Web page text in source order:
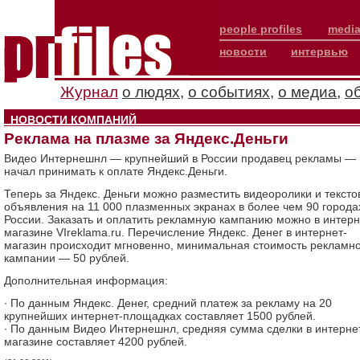
people profiles
новости
интервью
Журнал о людях, о событиях, о медиа,
НОВОСТИ КОМПАНИЙ
Реклама на плазме за Яндекс.Деньги
Видео Интернешнл — крупнейший в России продавец рекламы —
начал принимать к оплате Яндекс.Деньги.
Теперь за Яндекс. Деньги можно разместить видеоролики и
объявления на 11 000 плазменных экранах в более чем 90
России. Заказать и оплатить рекламную кампанию можно в
магазине VIreklama.ru. Перечисление Яндекс. Денег в интернет-
магазин происходит мгновенно, минимальная стоимость
кампании — 50 рублей.
Дополнительная информация:
∙ По данным Яндекс. Денег, средний платеж за рекламу на 20
крупнейших интернет-площадках составляет 1500 рублей.
∙ По данным Видео Интернешнл, средняя сумма сделки в
магазине составляет 4200 рублей.